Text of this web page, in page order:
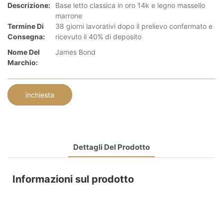
Descrizione:
Base letto classica in oro 14k e legno massello
marrone
Termine Di
Consegna:
38 giorni lavorativi dopo il prelievo confermato e
ricevuto il 40% di deposito
Nome Del
Marchio:
James Bond
inchiesta
Dettagli Del Prodotto
Informazioni sul prodotto